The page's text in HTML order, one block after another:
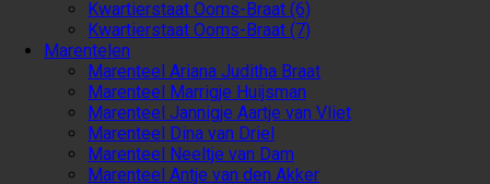
Kwartierstaat Ooms-Braat (6)
Kwartierstaat Ooms-Braat (7)
Marentelen
Marenteel Ariana Juditha Braat
Marenteel Marrigje Huijsman
Marenteel Jannigje Aartje van Vliet
Marenteel Dina van Driel
Marenteel Neeltje van Dam
Marenteel Antje van den Akker